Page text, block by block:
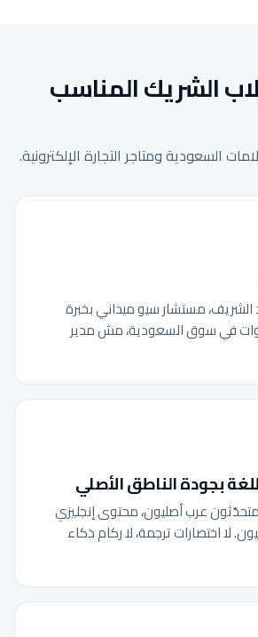
الشريك المناسب
السعودية ومتاجر التجارة الإلكترونية.
مستشار سيو ميداني بخبرة
في سوق السعودية، مش مدير
بجودة الناطق الأصلي
عرب أصليون، محتوى إنجليزي
لا اختصارات ترجمة، لا ركام ذكاء